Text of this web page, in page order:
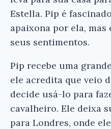
Estella. Pip é
apaixona por ela, mas
seus sentimentos.
Pip recebe uma
ele acredita que veio
decide usá-lo para
cavalheiro. Ele deixa
para Londres, onde